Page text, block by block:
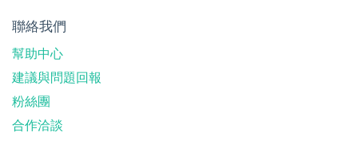
聯絡我們
幫助中心
建議與問題回報
粉絲團
合作洽談